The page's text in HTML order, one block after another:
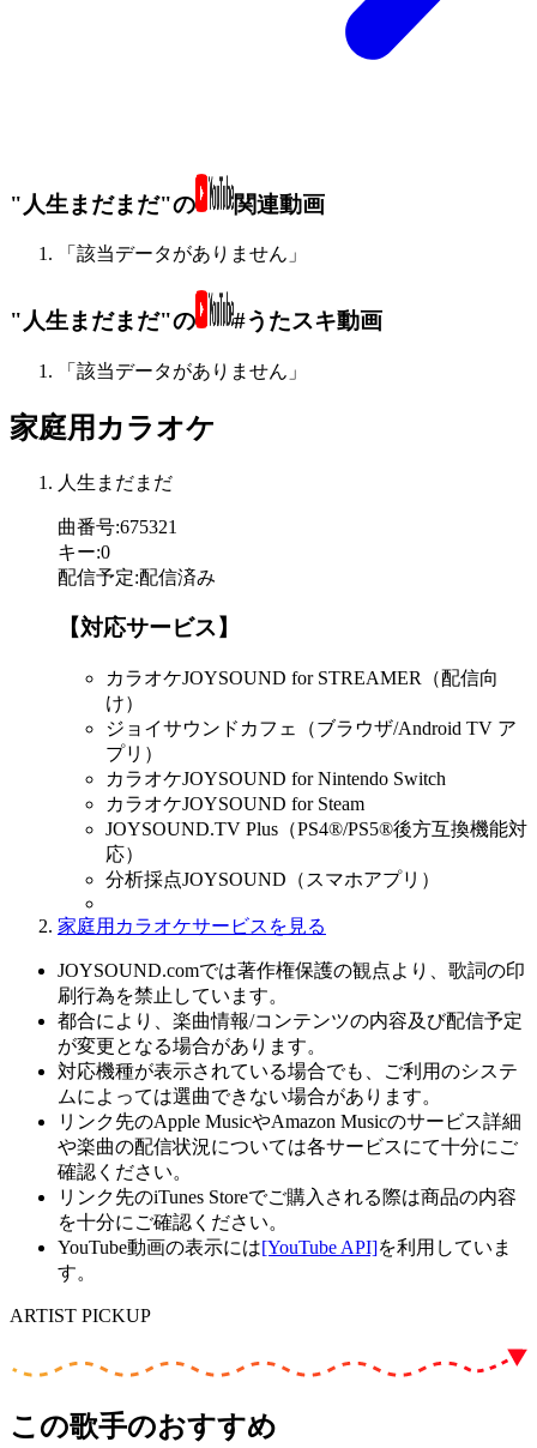
"人生まだまだ"の 関連動画
「該当データがありません」
"人生まだまだ"の #うたスキ動画
「該当データがありません」
家庭用カラオケ
人生まだまだ
曲番号:675321
キー:0
配信予定:配信済み
【対応サービス】
カラオケJOYSOUND for STREAMER（配信向
け）
ジョイサウンドカフェ（ブラウザ/Android TV ア
プリ）
カラオケJOYSOUND for Nintendo Switch
カラオケJOYSOUND for Steam
JOYSOUND.TV Plus（PS4®/PS5®後方互換機能対
応）
分析採点JOYSOUND（スマホアプリ）
家庭用カラオケサービスを見る
JOYSOUND.comでは著作権保護の観点より、歌詞の印
刷行為を禁止しています。
都合により、楽曲情報/コンテンツの内容及び配信予定
が変更となる場合があります。
対応機種が表示されている場合でも、ご利用のシステ
ムによっては選曲できない場合があります。
リンク先のApple MusicやAmazon Musicのサービス詳細
や楽曲の配信状況については各サービスにて十分にご
確認ください。
リンク先のiTunes Storeでご購入される際は商品の内容
を十分にご確認ください。
YouTube動画の表示には[YouTube API]を利用していま
す。
ARTIST PICKUP
この歌手のおすすめ